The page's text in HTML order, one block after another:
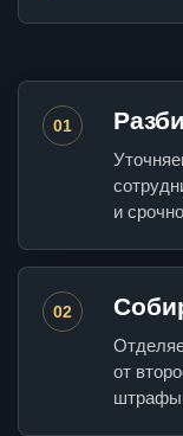
01
и
02
от
штрафы,